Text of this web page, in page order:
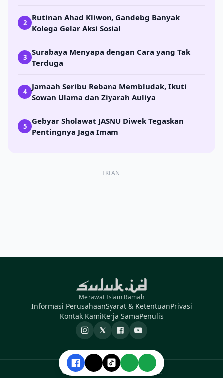
2
Rutinan Ahad Kliwon, Gandebg Banyak
Kolega Gelar Aksi Sosial
3
Surabaya Menyapa dengan Cara yang Tak
Terduga
4
Jamaah Seribu Rebana Membludak, Ikuti
Sowan Ulama dan Ziyarah Auliya
5
Gebyar Sholawat JASNU Diwek Tegaskan
Pentingnya Jaga Imam
IKLAN
Merawat Islam Ramah
Informasi PerusahaanSyarat & KetentuanPrivasi
Kontak KamiKerja SamaPenulis
Instagram
X FacebookYouTube
© 2026 Suluk ID. All rights reserved.